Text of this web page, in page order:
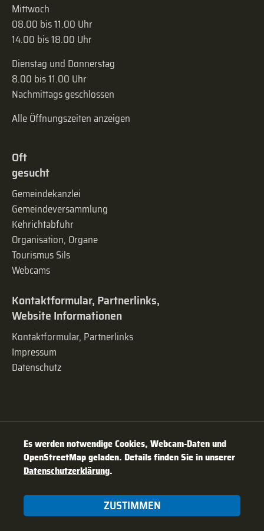
Mittwoch
08.00 bis 11.00 Uhr
14.00 bis 18.00 Uhr
Dienstag und Donnerstag
8.00 bis 11.00 Uhr
Nachmittags geschlossen
Alle Öffnungszeiten anzeigen
Oft
gesucht
Gemeindekanzlei
Gemeinde­versammlung
Kehrichtabfuhr
Organisation, Organe
Tourismus Sils
Webcams
Kontaktformular, Partnerlinks,
Website Informationen
Kontaktformular, Partnerlinks
Impressum
Datenschutz
Es werden notwendige Cookies, Webcam-Daten und
OpenStreetMap geladen. Details finden Sie in unserer
Datenschutzerklärung.
ZUSTIMMEN